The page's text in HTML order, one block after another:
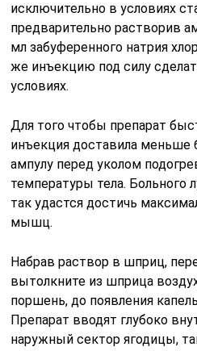
исключительно в условиях
предварительно растворив
мл забуференного натрия
же инъекцию под силу
условиях.
Для того чтобы препарат
инъекция доставила меньше
ампулу перед уколом
температуры тела. Больного
так удастся достичь
мышц.
Набрав раствор в шприц,
вытолкните из шприца
поршень, до появления
Препарат вводят глубоко
наружный сектор ягодицы,